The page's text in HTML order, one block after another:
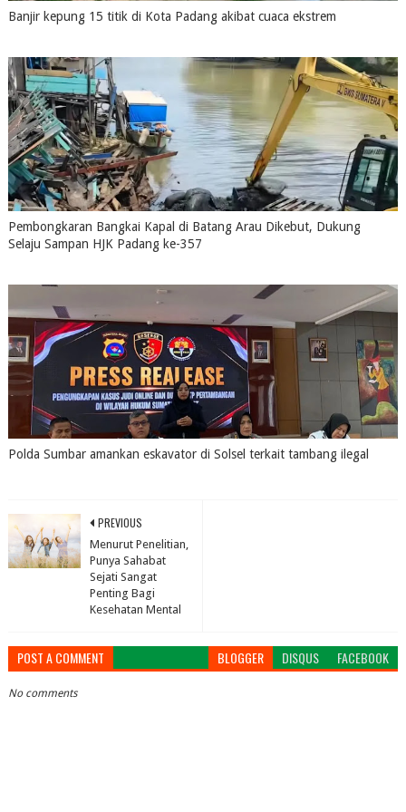
Banjir kepung 15 titik di Kota Padang akibat cuaca ekstrem
Pembongkaran Bangkai Kapal di Batang Arau Dikebut, Dukung
Selaju Sampan HJK Padang ke-357
Polda Sumbar amankan eskavator di Solsel terkait tambang ilegal
PREVIOUS
Menurut Penelitian,
Punya Sahabat
Sejati Sangat
Penting Bagi
Kesehatan Mental
POST A COMMENT BLOGGER DISQUS FACEBOOK
No comments